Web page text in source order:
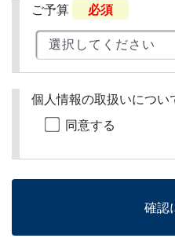
ご予算 必須
個人情報の取扱いについ
同意する